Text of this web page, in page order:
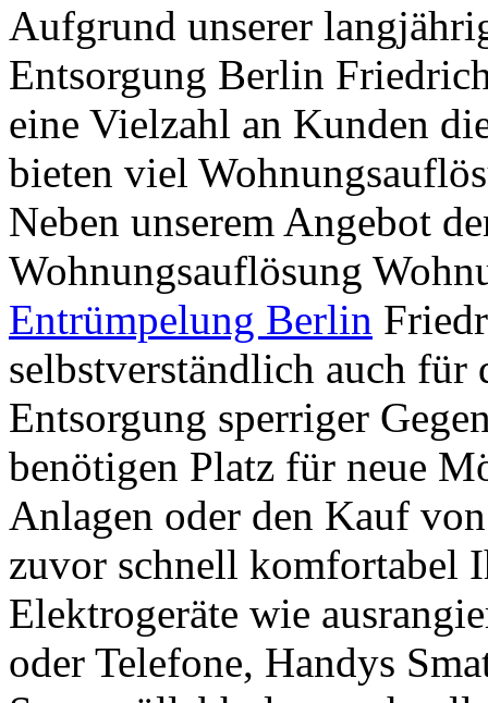
Aufgrund unserer
Entsorgung Berlin
eine Vielzahl an Kunden
bieten viel
Neben unserem Angebot
Wohnungsauflösung
Entrümpelung Berlin
selbstverständlich auch für
Entsorgung sperriger
benötigen Platz für neue
Anlagen oder den Kauf
zuvor schnell komfortabel
Elektrogeräte wie
oder Telefone, Handys